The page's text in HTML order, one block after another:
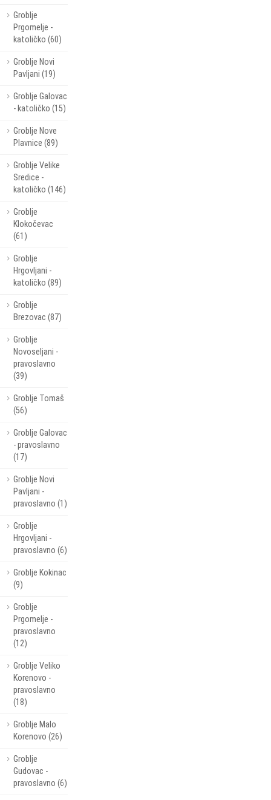
Groblje
Prgomelje -
katoličko (60)
Groblje Novi
Pavljani (19)
Groblje Galovac
- katoličko (15)
Groblje Nove
Plavnice (89)
Groblje Velike
Sredice -
katoličko (146)
Groblje
Klokočevac
(61)
Groblje
Hrgovljani -
katoličko (89)
Groblje
Brezovac (87)
Groblje
Novoseljani -
pravoslavno
(39)
Groblje Tomaš
(56)
Groblje Galovac
- pravoslavno
(17)
Groblje Novi
Pavljani -
pravoslavno (1)
Groblje
Hrgovljani -
pravoslavno (6)
Groblje Kokinac
(9)
Groblje
Prgomelje -
pravoslavno
(12)
Groblje Veliko
Korenovo -
pravoslavno
(18)
Groblje Malo
Korenovo (26)
Groblje
Gudovac -
pravoslavno (6)